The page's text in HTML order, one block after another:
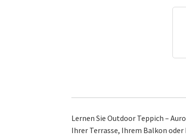
Lernen Sie Outdoor Teppich –
Ihrer Terrasse, Ihrem Balkon